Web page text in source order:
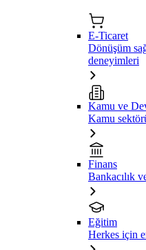
E-Ticaret
Dönüşüm
deneyimleri
Kamu ve
Kamu
Finans
Bankacılık
Eğitim
Herkes için